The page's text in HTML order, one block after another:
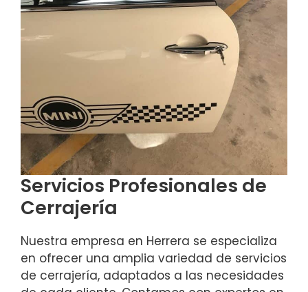
Servicios Profesionales de
Cerrajería
Nuestra empresa en Herrera se especializa
en ofrecer una amplia variedad de servicios
de cerrajería, adaptados a las necesidades